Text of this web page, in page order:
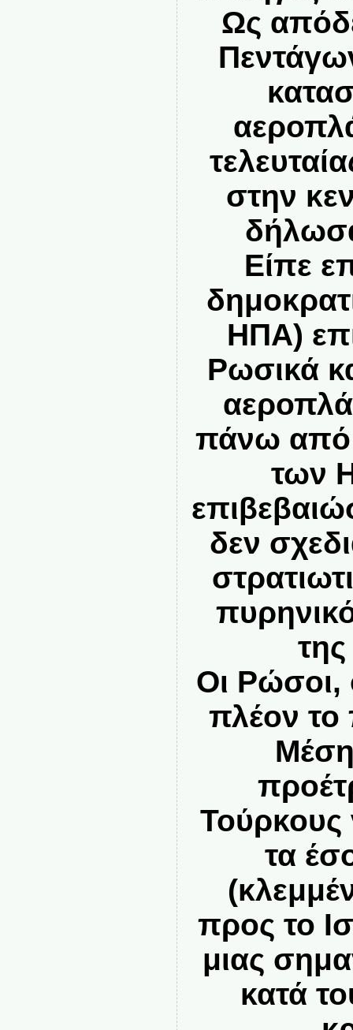
Ως
στην
Είπε
ΗΠΑ)
Ρωσικά
πάνω από
των
δεν
Οι Ρώσοι,
πλέον το
τα
προς το
μιας
κατά